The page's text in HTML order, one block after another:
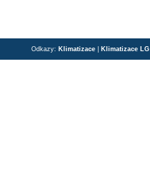
Odkazy: Klimatizace Klimatizace LG